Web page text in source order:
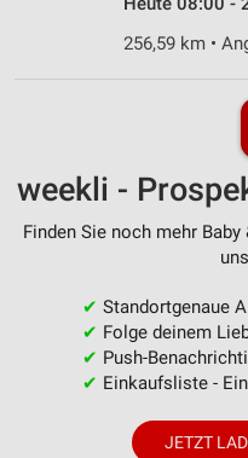
256,59 km •
weekli -
Finden Sie noch mehr
✔ Standortgenaue
✔ Folge deinem
✔ Push-
✔ Einkaufsliste -
JETZT